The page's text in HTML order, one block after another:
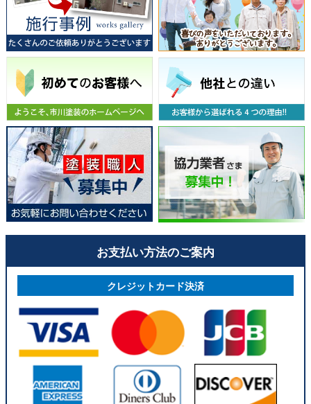
お支払い方法のご案内
クレジットカード決済